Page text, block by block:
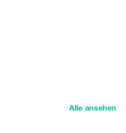
Alle ansehen